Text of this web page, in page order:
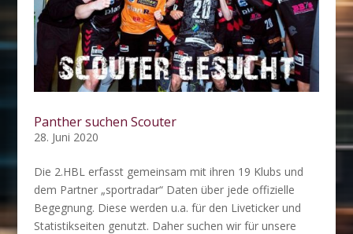
Panther suchen Scouter
28. Juni 2020
Die 2.HBL erfasst gemeinsam mit ihren 19 Klubs und
dem Partner „sportradar“ Daten über jede offizielle
Begegnung. Diese werden u.a. für den Liveticker und
Statistikseiten genutzt. Daher suchen wir für unsere